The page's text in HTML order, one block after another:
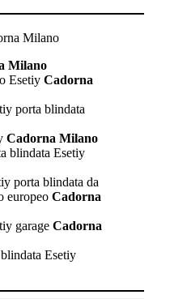
Milano
Esetiy Cadorna
porta blindata
Cadorna Milano
blindata Esetiy
porta blindata da
europeo Cadorna
garage Cadorna
Esetiy